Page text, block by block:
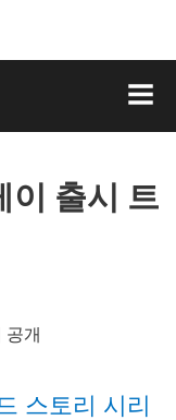
이 출시 트
스토리 시리